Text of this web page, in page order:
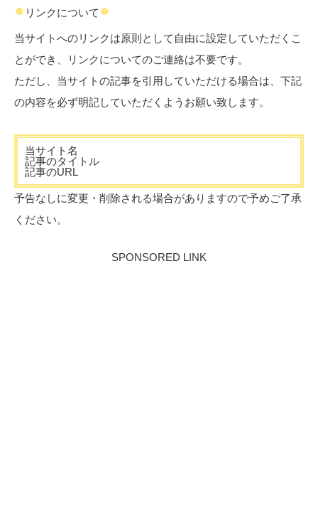
● リンクについて ●
当サイトへのリンクは原則として自由に設定していただくこ
とができ、リンクについてのご連絡は不要です。
ただし、当サイトの記事を引用していただける場合は、下記
の内容を必ず明記していただくようお願い致します。
当サイト名
記事のタイトル
記事のURL
予告なしに変更・削除される場合がありますので予めご了承
ください。
SPONSORED LINK